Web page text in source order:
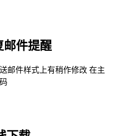
邮件提醒
邮件样式上有稍作修改 在主